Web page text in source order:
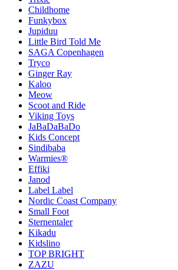
Childhome
Funkybox
Jupiduu
Little Bird Told Me
SAGA Copenhagen
Tryco
Ginger Ray
Kaloo
Meow
Scoot and Ride
Viking Toys
JaBaDaBaDo
Kids Concept
Sindibaba
Warmies®
Effiki
Janod
Label Label
Nordic Coast Company
Small Foot
Sternentaler
Kikadu
Kidslino
TOP BRIGHT
ZAZU